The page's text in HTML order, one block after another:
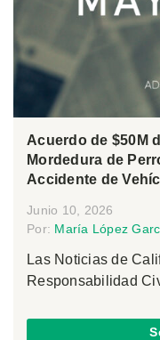
Acuerdo de $50M
Mordedura de
Accidente de
Junio 10, 2026
Por: María López
Las Noticias de
Responsabilidad